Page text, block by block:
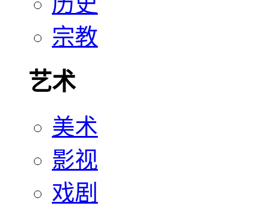
宗教
艺术
美术
影视
戏剧